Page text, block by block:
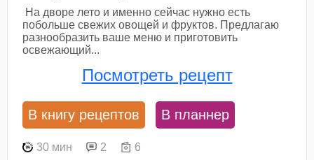
На дворе лето и именно сейчас нужно есть
побольше свежих овощей и фруктов. Предлагаю
разнообразить ваше меню и приготовить
освежающий...
Посмотреть рецепт
В книгу рецептов В планнер
30 мин 2 6